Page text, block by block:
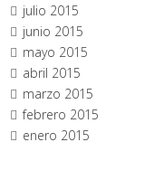
julio 2015
junio 2015
mayo 2015
abril 2015
marzo 2015
febrero 2015
enero 2015